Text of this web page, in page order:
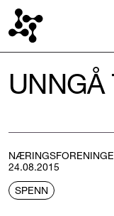
24.08.2015
SPENN